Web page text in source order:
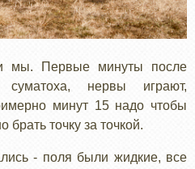
мы. Первые минуты после
нервы играют,
минут 15 надо чтобы
брать точку за точкой.
- поля были жидкие, все